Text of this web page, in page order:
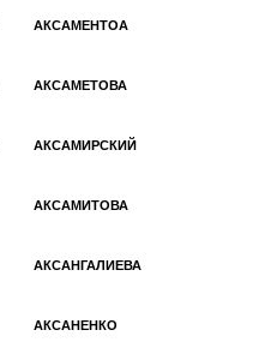
АКСАМЕНТОА
АКСАМЕТОВА
АКСАМИРСКИЙ
АКСАМИТОВА
АКСАНГАЛИЕВА
АКСАНЕНКО